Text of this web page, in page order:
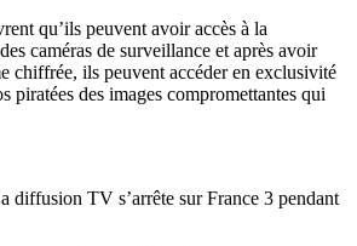
qu’ils peuvent avoir accès à la
caméras de surveillance et après avoir
chiffrée, ils peuvent accéder en exclusivité
piratées des images compromettantes qui
diffusion TV s’arrête sur France 3 pendant